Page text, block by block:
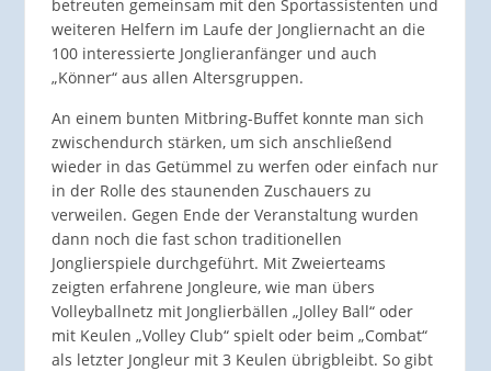
betreuten gemeinsam mit den Sportassistenten und
weiteren Helfern im Laufe der Jongliernacht an die
100 interessierte Jonglieranfänger und auch
„Könner“ aus allen Altersgruppen.
An einem bunten Mitbring-Buffet konnte man sich
zwischendurch stärken, um sich anschließend
wieder in das Getümmel zu werfen oder einfach nur
in der Rolle des staunenden Zuschauers zu
verweilen. Gegen Ende der Veranstaltung wurden
dann noch die fast schon traditionellen
Jonglierspiele durchgeführt. Mit Zweierteams
zeigten erfahrene Jongleure, wie man übers
Volleyballnetz mit Jonglierbällen „Jolley Ball“ oder
mit Keulen „Volley Club“ spielt oder beim „Combat“
als letzter Jongleur mit 3 Keulen übrigbleibt. So gibt